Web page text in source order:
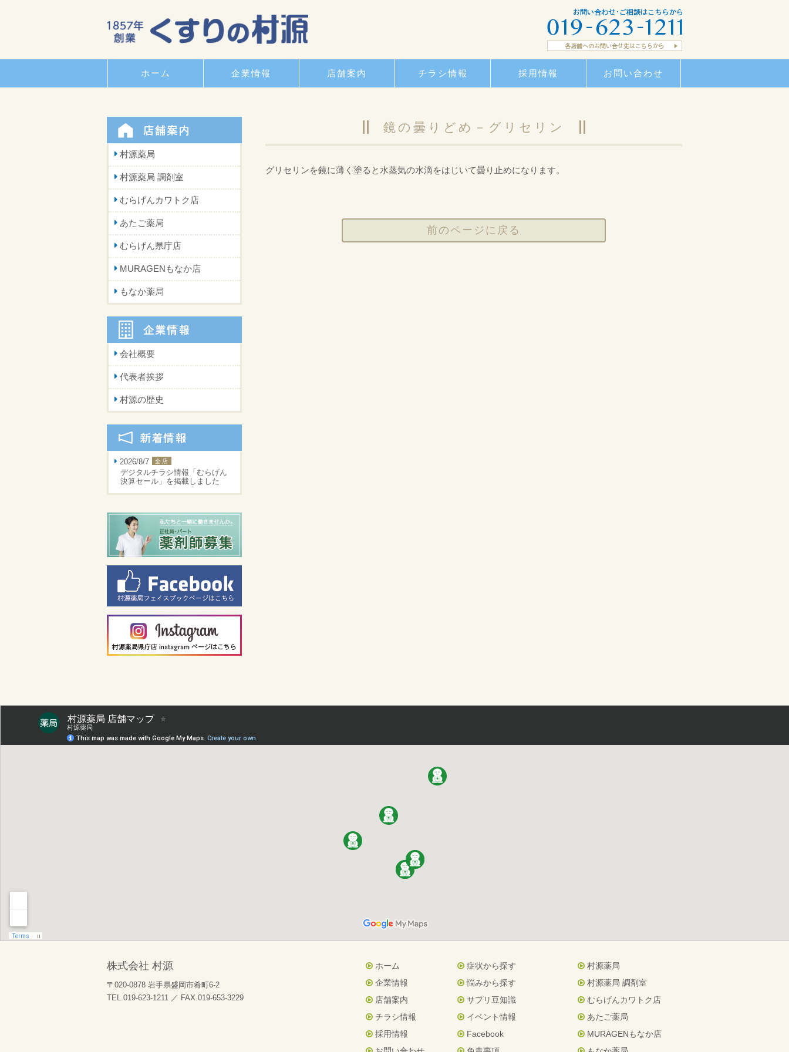
ホーム 企業情報 店舗案内 チラシ情報 採用情報 お問い合わせ
村源薬局
村源薬局 調剤室
むらげんカワトク店
あたご薬局
むらげん県庁店
MURAGENもなか店
もなか薬局
会社概要
代表者挨拶
村源の歴史
2026/8/7 全店
デジタルチラシ情報「むらげん
決算セール」を掲載しました
鏡の曇りどめ－グリセリン
グリセリンを鏡に薄く塗ると水蒸気の水滴をはじいて曇り止めになります。
前のページに戻る
株式会社 村源
〒020-0878 岩手県盛岡市肴町6-2
TEL.019-623-1211 ／ FAX.019-653-3229
村源薬局
村源薬局 調剤室
むらげんカワトク店
あたご薬局
MURAGENもなか店
症状から探す
悩みから探す
サプリ豆知識
イベント情報
Facebook
ホーム
企業情報
店舗案内
チラシ情報
採用情報